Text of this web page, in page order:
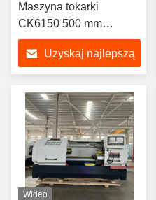
Maszyna tokarki
CK6150 500 mm
huśtawka 1500 mm
obrabiaUzyskaj najlepszą
Wideo